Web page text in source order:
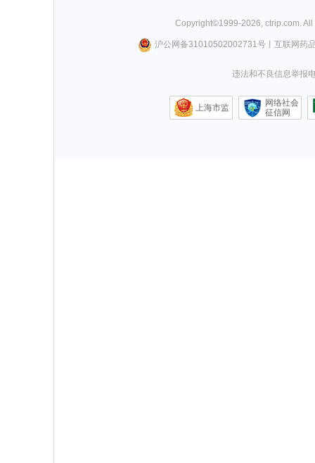
Copyright©1999-2026 ctrip.com .
沪公网备31010502002731号丨 互联网药
违法和不良信息举报
上海市监
网络社会
征信网